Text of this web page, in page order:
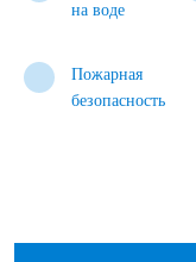
на воде
Пожарная
безопасность